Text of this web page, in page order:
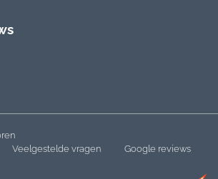
Veelgestelde vragen Google reviews